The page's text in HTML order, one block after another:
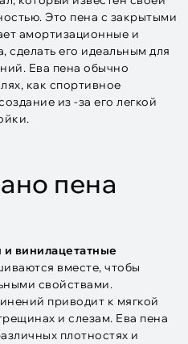
Это пена с закрытыми
амортизационные и
его идеальным для
Ева пена обычно
как спортивное
из -за его легкой
пена
и винилацетатные
вместе, чтобы
свойствами.
приводит к мягкой
и слезам. Ева пена
плотностях и